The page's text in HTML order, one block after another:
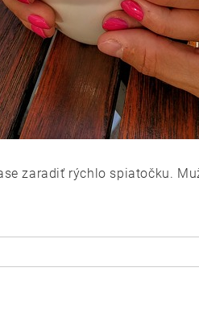
zaradiť rýchlo spiatočku.